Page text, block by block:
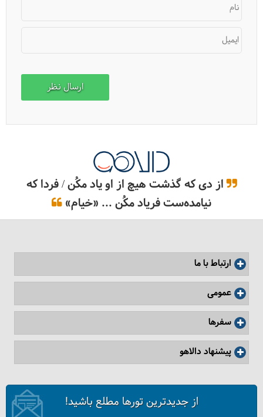
نام
ایمیل
از دی که گذشت هیچ از او یاد مکُن / فردا که
نیامده‌ست فریاد مکُن ... «خیام»
ارتباط با ما
عمومی
سفرها
پیشنهاد دالاهو
از جدیدترین تورها مطلع باشید!